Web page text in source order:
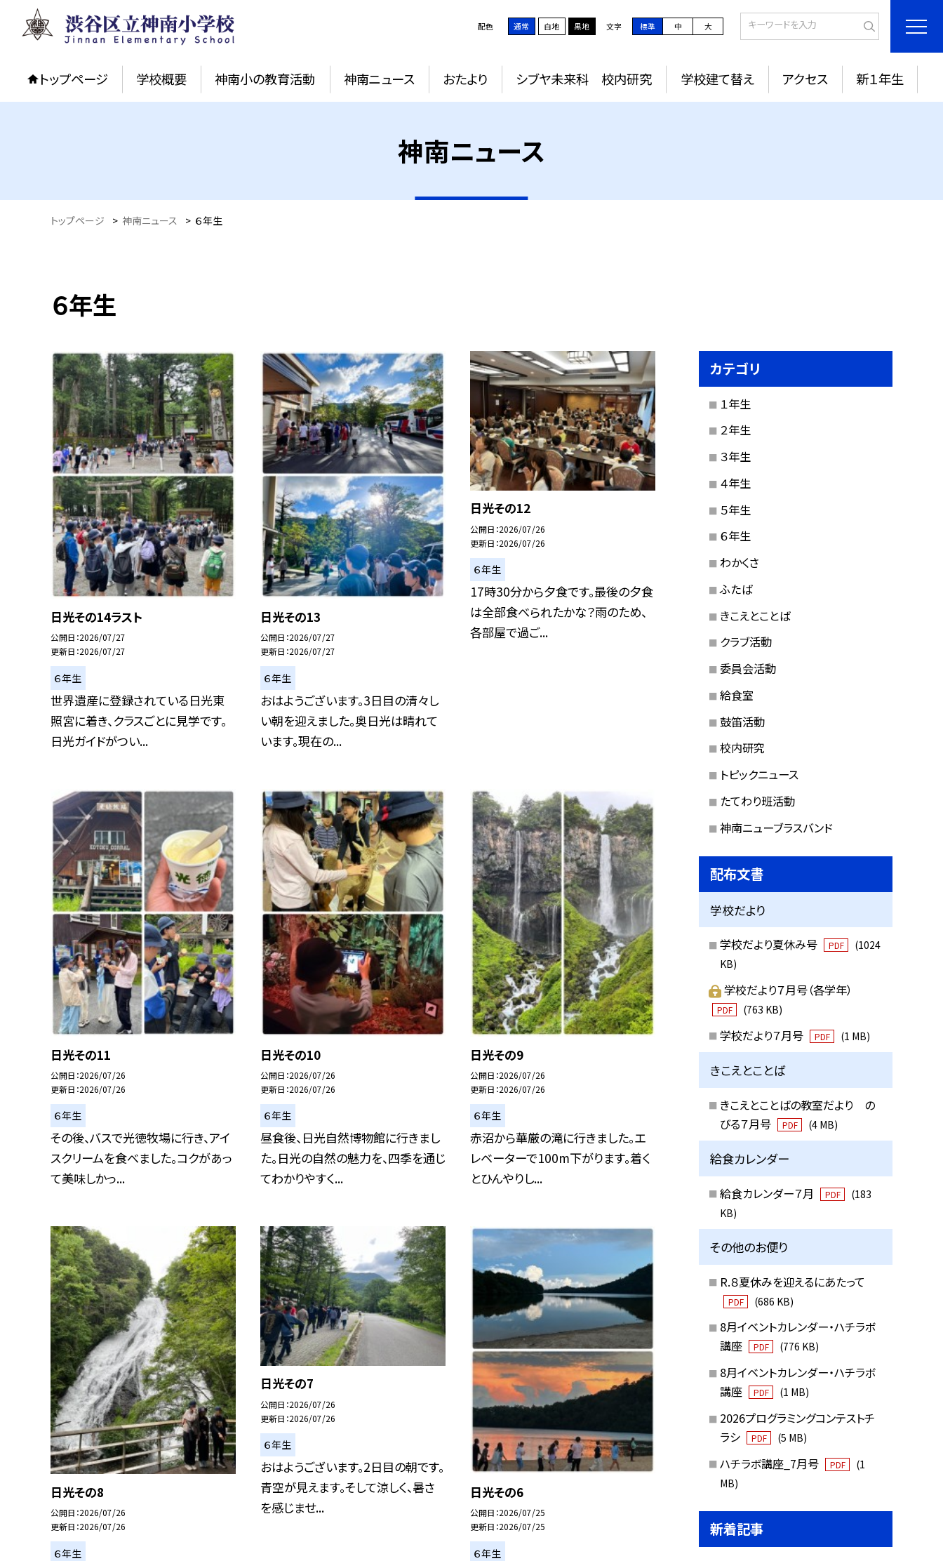
配色 通常 白地 黒地 文字 標準 中 大
トップページ 学校概要 神南小の教育活動 神南ニュース おたより シブヤ未来科 校内研究 学校建て替え アクセス 新１年生
神南ニュース
トップページ > 神南ニュース > ６年生
６年生
日光その14ラスト
公開日 2026/07/27
更新日 2026/07/27
６年生
世界遺産に登録されている日光東
照宮に着き、クラスごとに見学です。
日光ガイドがつい...
日光その13
公開日 2026/07/27
更新日 2026/07/27
６年生
おはようございます。3日目の清々し
い朝を迎えました。奥日光は晴れて
います。現在の...
日光その12
公開日 2026/07/26
更新日 2026/07/26
６年生
17時30分から夕食です。最後の夕食
は全部食べられたかな？雨のため、
各部屋で過ご...
日光その11
公開日 2026/07/26
更新日 2026/07/26
６年生
その後、バスで光徳牧場に行き、アイ
スクリームを食べました。コクがあっ
て美味しかっ...
日光その10
公開日 2026/07/26
更新日 2026/07/26
６年生
昼食後、日光自然博物館に行きまし
た。日光の自然の魅力を、四季を通じ
てわかりやすく...
日光その9
公開日 2026/07/26
更新日 2026/07/26
６年生
赤沼から華厳の滝に行きました。エ
レベーターで100m下がります。着く
とひんやりし...
日光その8
公開日 2026/07/26
更新日 2026/07/26
６年生
日光その7
公開日 2026/07/26
更新日 2026/07/26
６年生
おはようございます。2日目の朝です。
青空が見えます。そして涼しく、暑さ
を感じませ...
日光その6
公開日 2026/07/25
更新日 2026/07/25
６年生
カテゴリ
１年生
２年生
３年生
４年生
５年生
６年生
わかくさ
ふたば
きこえとことば
クラブ活動
委員会活動
給食室
鼓笛活動
校内研究
トピックニュース
たてわり班活動
神南ニューブラスバンド
配布文書
学校だより
学校だより夏休み号 PDF
(1024
KB)
学校だより７月号（各学年）
PDF (763 KB)
学校だより７月号 PDF (1 MB)
きこえとことば
きこえとことばの教室だより の
びる７月号
PDF (4 MB)
給食カレンダー
給食カレンダー７月 PDF
(183
KB)
その他のお便り
R.８夏休みを迎えるにあたって
PDF (686 KB)
8月イベントカレンダー・ハチラボ
講座
PDF (776 KB)
8月イベントカレンダー・ハチラボ
講座
PDF (1 MB)
2026プログラミングコンテストチ
ラシ
PDF (5 MB)
ハチラボ講座_7月号 PDF
(1
MB)
新着記事